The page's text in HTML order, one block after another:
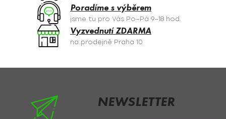
y
v
ý
p
s
Poradíme s výběrem
jsme tu pro Vás Po–Pá 9–18 hod.
Vyzvednutí ZDARMA
na prodejně Praha 10
NEWSLETTER